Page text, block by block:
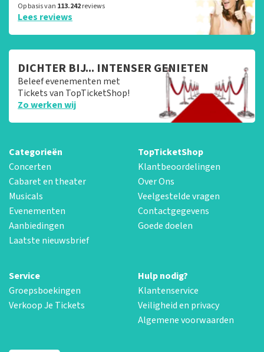
Op basis van 113.242reviews
Lees reviews
DICHTER BIJ... INTENSER GENIETEN
Beleef evenementen met
Tickets van TopTicketShop!
Zo werken wij
Categorieën
Concerten
Cabaret en theater
Musicals
Evenementen
Aanbiedingen
Laatste nieuwsbrief
TopTicketShop
Klantbeoordelingen
Over Ons
Veelgestelde vragen
Contactgegevens
Goede doelen
Service
Groepsboekingen
Verkoop Je Tickets
Hulp nodig?
Klantenservice
Veiligheid en privacy
Algemene voorwaarden